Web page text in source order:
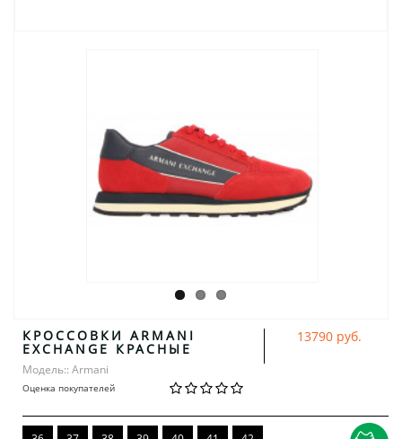
КРОССОВКИ ARMANI
EXCHANGE КРАСНЫЕ
Модель:: Armani
Оценка покупателей
13790 руб.